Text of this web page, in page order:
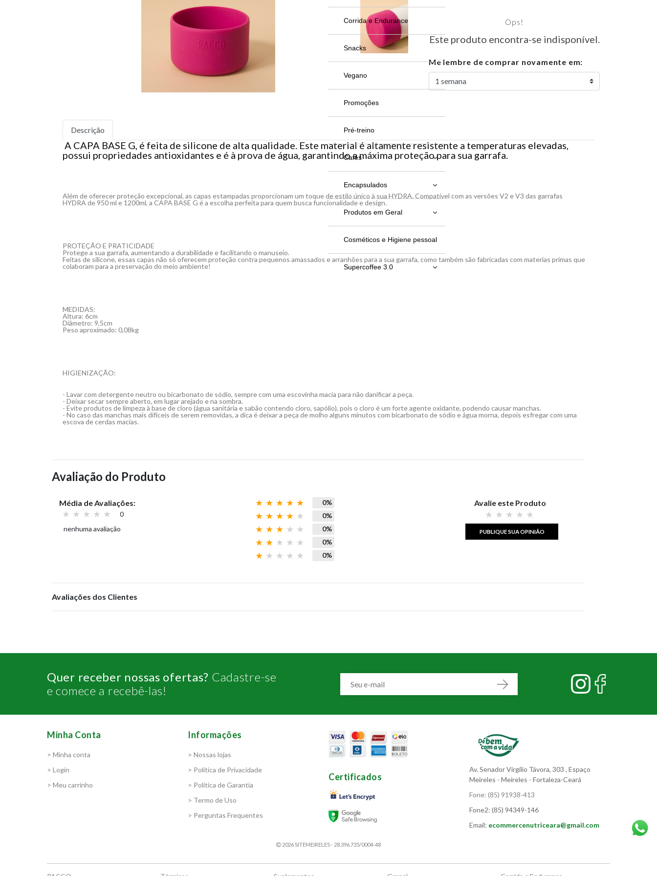
Pacco Vyta
Copos
Garrafas Get
Garrafas Oferta
Acessórios
Copo Cerveja
Garrafa
Quencher
Taça
Creatina
Proteína
Concentrado
Isolado e Hidrolisado
Veganos
Suplementos Alimentares
Aminoácidos
Colágeno
Ômegas
Vitaminas e Minerais
Corrida e Endurance
Snacks
Vegano
Promoções
Pré-treino
Cafés
Cafés
Encapsulados
Encapsulados
Produtos em Geral
Bebidas em Geral
Chocolates
Cosméticos e Higiene pessoal
Supercoffee 3.0
Ops!
Este produto encontra-se indisponível.
Me lembre de comprar novamente em:
Descrição
A CAPA BASE G, é feita de silicone de alta qualidade. Este material é altamente resistente a temperaturas elevadas,
possui propriedades antioxidantes e é à prova de água, garantindo a máxima proteção para sua garrafa.
Além de oferecer proteção excepcional, as capas estampadas proporcionam um toque de estilo único à sua HYDRA. Compatível com as versões V2 e V3 das garrafas
HYDRA de 950ml e 1200ml, a CAPA BASE G é a escolha perfeita para quem busca funcionalidade e design.
PROTEÇÃO E PRATICIDADE
Protege a sua garrafa, aumentando a durabilidade e facilitando o manuseio.
Feitas de silicone, essas capas não só oferecem proteção contra pequenos amassados e arranhões para a sua garrafa, como também são fabricadas com materias primas que
colaboram para a preservação do meio ambiente!
MEDIDAS:
Altura: 6cm
Diâmetro: 9,5cm
Peso aproximado: 0,08kg
HIGIENIZAÇÃO:
- Lavar com detergente neutro ou bicarbonato de sódio, sempre com uma escovinha macia para não danificar a peça.
- Deixar secar sempre aberto, em lugar arejado e na sombra.
- Evite produtos de limpeza à base de cloro (água sanitária e sabão contendo cloro, sapólio), pois o cloro é um forte agente oxidante, podendo causar manchas.
- No caso das manchas mais difíceis de serem removidas, a dica é deixar a peça de molho alguns minutos com bicarbonato de sódio e água morna, depois esfregar com uma
escova de cerdas macias.
Avaliação do Produto
Média de Avaliações:
0
nenhuma avaliação
0%
0%
0%
0%
0%
Avalie este Produto
PUBLIQUE SUA OPINIÃO
Avaliações dos Clientes
Quer receber nossas ofertas? Cadastre-se
e comece a recebê-las!
Minha Conta
> Minha conta
> Login
> Meu carrinho
Informações
> Nossas lojas
> Política de Privacidade
> Política de Garantia
> Termo de Uso
> Perguntas Frequentes
Certificados
Av. Senador Virgílio Távora, 303 , Espaço
Meireles - Meireles - Fortaleza-Ceará
Fone: (85) 91938-413
Fone2: (85) 94349-146
Email: ecommercenutriceara@gmail.com
2026 SITEMEIRELES - 28.396.735/0004-48